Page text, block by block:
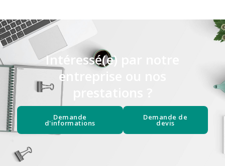
Intéressé(e) par notre
entreprise ou nos
Demande
d'informations
Demande de
devis